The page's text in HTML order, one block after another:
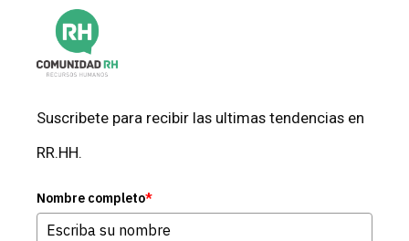
Suscribete para recibir las ultimas tendencias en
RR.HH.
Nombre completo*